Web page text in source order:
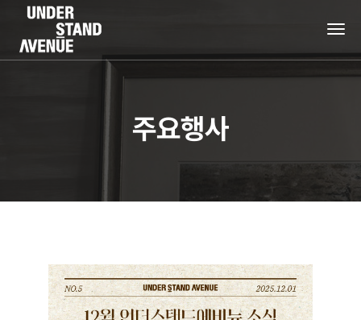
주요행사
+